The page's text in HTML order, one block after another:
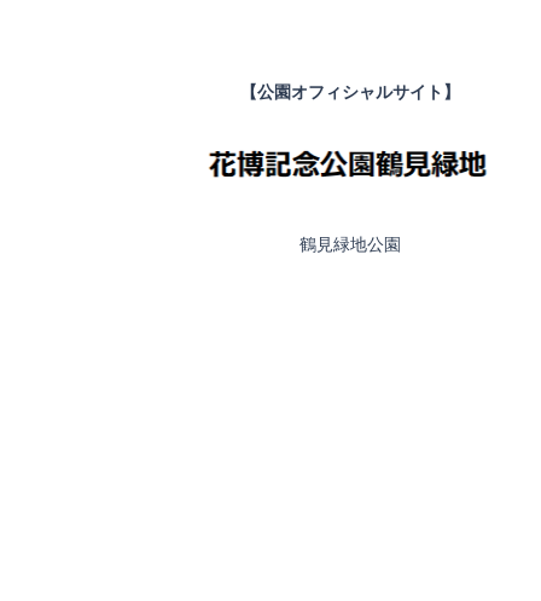
【公園オフィシャルサイト】
鶴見緑地公園